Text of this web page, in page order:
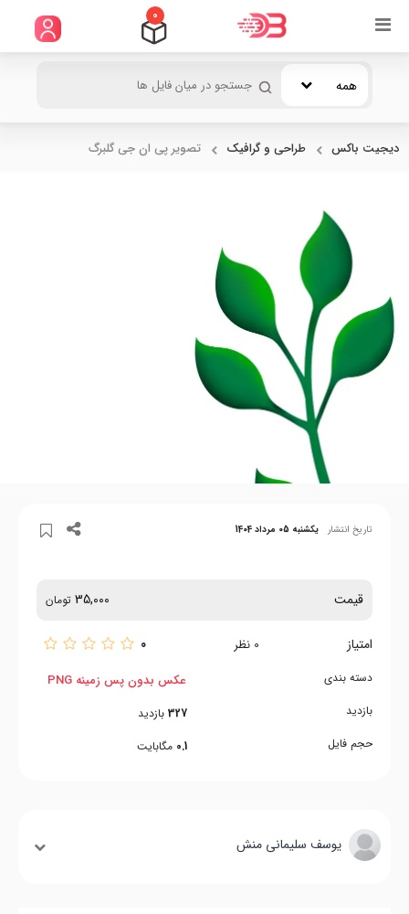
0
همه
دیجیت باکس طراحی و گرافیک تصویر پی ان جی گلبرگ
تاریخ انتشار یکشنبه 05 مرداد 1404
قیمت 35,000 تومان
امتیاز 0 نظر 0
دسته بندی
بازدید
حجم فایل
عکس بدون پس زمینه PNG
327 بازدید
0.1 مگابایت
یوسف سلیمانی منش